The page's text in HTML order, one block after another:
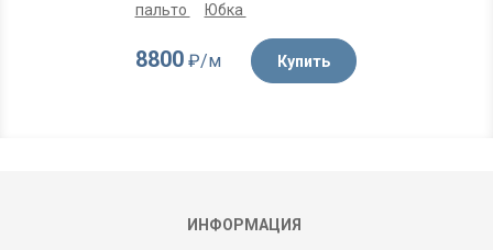
пальто
Юбка
8800₽/м Купить
ИНФОРМАЦИЯ